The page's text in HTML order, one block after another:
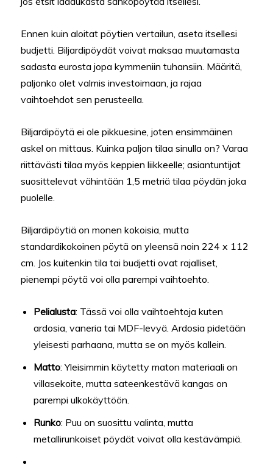
Ennen kuin aloitat pöytien vertailun, aseta itsellesi
budjetti. Biljardipöydät voivat maksaa muutamasta
sadasta eurosta jopa kymmeniin tuhansiin. Määritä,
paljonko olet valmis investoimaan, ja rajaa
vaihtoehdot sen perusteella.
Biljardipöytä ei ole pikkuesine, joten ensimmäinen
askel on mittaus. Kuinka paljon tilaa sinulla on? Varaa
riittävästi tilaa myös keppien liikkeelle; asiantuntijat
suosittelevat vähintään 1,5 metriä tilaa pöydän joka
puolelle.
Biljardipöytiä on monen kokoisia, mutta
standardikokoinen pöytä on yleensä noin 224 x 112
cm. Jos kuitenkin tila tai budjetti ovat rajalliset,
pienempi pöytä voi olla parempi vaihtoehto.
Pelialusta: Tässä voi olla vaihtoehtoja kuten
ardosia, vaneria tai MDF-levyä. Ardosia pidetään
yleisesti parhaana, mutta se on myös kallein.
Matto: Yleisimmin käytetty maton materiaali on
villasekoite, mutta sateenkestävä kangas on
parempi ulkokäyttöön.
Runko: Puu on suosittu valinta, mutta
metallirunkoiset pöydät voivat olla kestävämpiä.